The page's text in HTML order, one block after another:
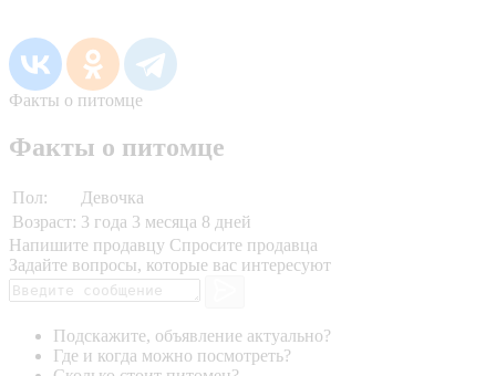
Факты о питомце
Факты о питомце
Пол:
Девочка
Возраст: 3 года 3 месяца 8 дней
Напишите продавцу Спросите продавца
Задайте вопросы, которые вас интересуют
Подскажите, объявление актуально?
Где и когда можно посмотреть?